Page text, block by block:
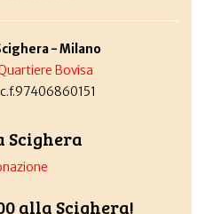
- Milano
Bovisa
Scighera
alla Scighera!